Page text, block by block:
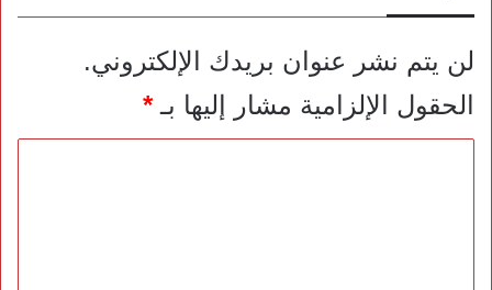
لن يتم نشر عنوان بريدك الإلكتروني.
الحقول الإلزامية مشار إليها بـ*